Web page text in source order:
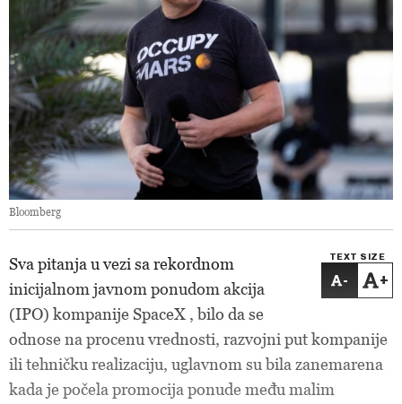
Bloomberg
TEXT SIZE
- +
Sva pitanja u vezi sa rekordnom
inicijalnom javnom ponudom akcija
(IPO) kompanije SpaceX , bilo da se
odnose na procenu vrednosti, razvojni put kompanije
ili tehničku realizaciju, uglavnom su bila zanemarena
kada je počela promocija ponude među malim